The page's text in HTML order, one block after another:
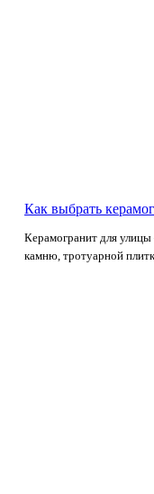
Как выбрать
Керамогранит для
камню, тротуарной